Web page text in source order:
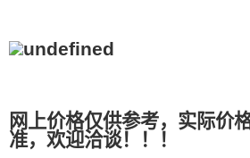
网上价格仅供参考，实际价
准，欢迎洽谈！！！